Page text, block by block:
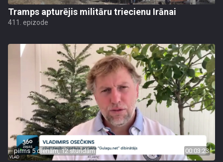
Tramps apturējis militāru triecienu Irānai
411. epizode
pirms 5 dienām, 12 stundām 00:03:23